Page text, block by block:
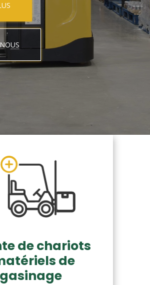
de chariots
de